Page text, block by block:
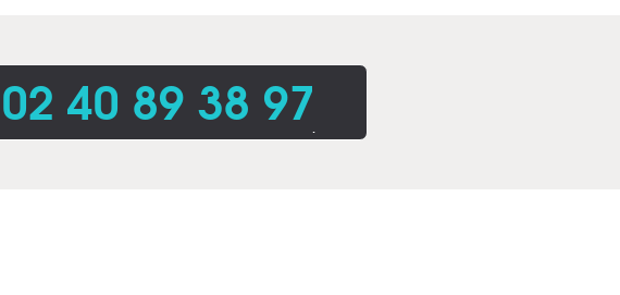
02 40 89 38 97.